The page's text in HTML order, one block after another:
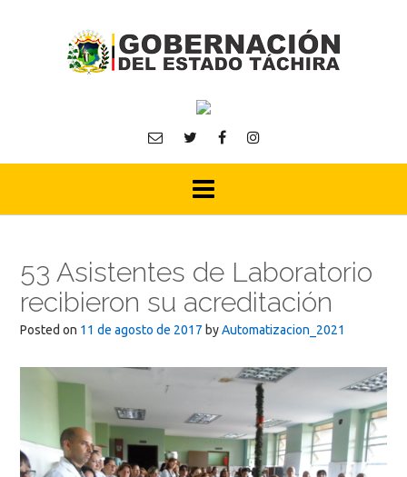
53 Asistentes de Laboratorio
recibieron su acreditación
Posted on 11 de agosto de 2017 byAutomatizacion_2021